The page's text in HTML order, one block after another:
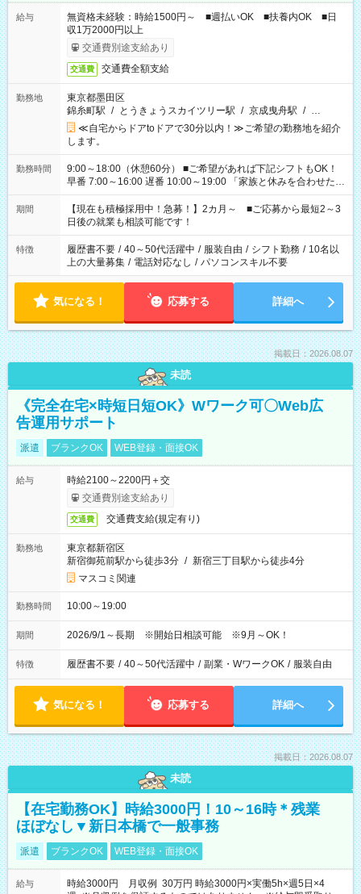
給与
無資格未経験：時給1500円～ ■週払いOK ■扶養内OK ■日
収1万2000円以上
交通費別途支給あり
交通費 交通費全額支給
勤務地
東京都墨田区
錦糸町駅 / とうきょうスカイツリー駅 / 京成曳舟駅 / …
≪自宅からドアtoドアで30分以内！≫ご希望の勤務地を紹介
します。
勤務時間
9:00～18:00（休憩60分） ■ご希望があれば下記シフトもOK！
早番 7:00～16:00 遅番 10:00～19:00 「家族と休みを合わせた
い」 「余裕を持って夕飯の準備がしたい」 「できれば残業はし
たくない」 など、ご希望を教えてくださいね。 ※Wワーク希望
の方へ 今ご覧のお仕事で希望する勤務時間と、もう1つのお仕事
の勤務時間。 合計で週40時間を超える場合は応募できません。
期間
【現在も積極採用中！急募！】2カ月～ ■ご応募から最短2～3
日後の就業も相談可能です！
特徴 履歴書不要 / 40～50代活躍中 / 服装自由 / シフト勤務 / 10名以
上の大量募集 / 電話対応なし / パソコンスキル不要
気になる！ 応募する 詳細へ
掲載日：2026.08.07
未読
《完全在宅×時短日短OK》Wワーク可〇Web広
告運用サポート
派遣 ブランクOK WEB登録・面接OK
給与
時給2100～2200円＋交
交通費別途支給あり
交通費 交通費支給(規定有り)
勤務地
東京都新宿区
新宿御苑前駅から徒歩3分 / 新宿三丁目駅から徒歩4分
マスコミ関連
勤務時間 10:00～19:00
期間 2026/9/1～長期 ※開始日相談可能 ※9月～OK！
特徴 履歴書不要 / 40～50代活躍中 / 副業・WワークOK / 服装自由
気になる！ 応募する 詳細へ
掲載日：2026.08.07
未読
【在宅勤務OK】時給3000円！10～16時＊残業
ほぼなし▼新日本橋で一般事務
派遣 ブランクOK WEB登録・面接OK
給与
時給3000円 月収例 30万円 時給3000円×実働5h×週5日×4